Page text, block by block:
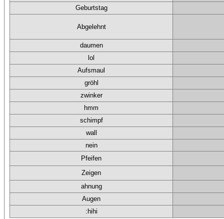
Geburtstag
Abgelehnt
daumen
lol
Aufsmaul
gröhl
zwinker
hmm
schimpf
wall
nein
Pfeifen
Zeigen
ahnung
Augen
:hihi